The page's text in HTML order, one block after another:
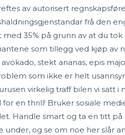
av autorisert
frå den
35% på grunn av at du
som tillegg ved kjøp
stekt ananas, epis
som ikke er helt
virkelig traff bilen vi satt
en thrill! Bruker sosiale
Handle smart og ta en titt på
under, og se om noe her slår